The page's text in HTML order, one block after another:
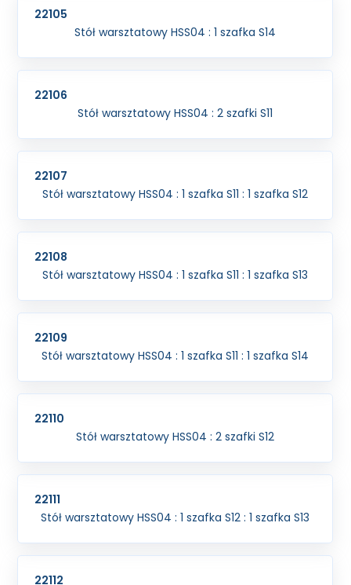
22105
Stół warsztatowy HSS04 : 1 szafka S14
22106
Stół warsztatowy HSS04 : 2 szafki S11
22107
Stół warsztatowy HSS04 : 1 szafka S11 : 1 szafka S12
22108
Stół warsztatowy HSS04 : 1 szafka S11 : 1 szafka S13
22109
Stół warsztatowy HSS04 : 1 szafka S11 : 1 szafka S14
22110
Stół warsztatowy HSS04 : 2 szafki S12
22111
Stół warsztatowy HSS04 : 1 szafka S12 : 1 szafka S13
22112